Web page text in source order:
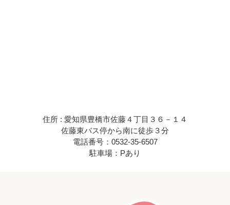
住所 : 愛知県豊橋市佐藤４丁目３６－１４
佐藤東バス停から南に徒歩３分
電話番号：0532-35-6507
駐車場：Pあり